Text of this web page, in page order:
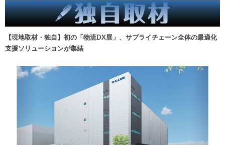
【現地取材・独自】初の「物流DX展」、サプライチェーン全体の最適化
支援ソリューションが集結